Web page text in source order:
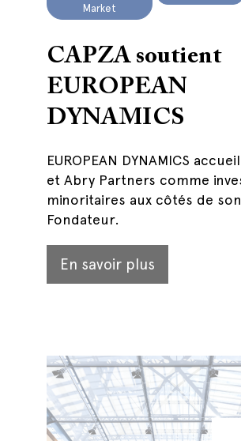
Market
CAPZA soutient
EUROPEAN
DYNAMICS
EUROPEAN DYNAMICS
et Abry Partners comme
minoritaires aux côtés de son
Fondateur.
En savoir plus